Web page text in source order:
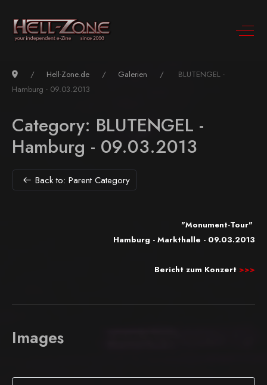
Hell-Zone.de Galerien
BLUTENGEL -
Hamburg - 09.03.2013
Category: BLUTENGEL -
Hamburg - 09.03.2013
Back to: Parent Category
"Monument-Tour"
Hamburg - Markthalle - 09.03.2013
Bericht zum Konzert >>>
Images